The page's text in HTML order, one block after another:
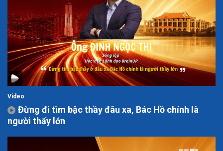
Video
Đừng đi tìm bậc thầy đâu xa, Bác Hồ chính là
người thấy lớn